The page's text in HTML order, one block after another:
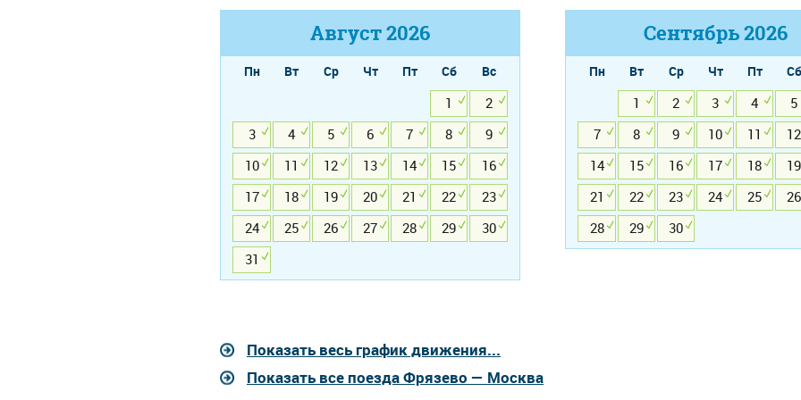
Август2026
Пн Вт Ср Чт Пт Сб
Вс
1
2
3
4 5 6 7 8
9
10
11 12 13 14 15
16
17
18 19 20 21 22
23
24
25 26 27 28 29
30
31
Сентябрь2026
Пн Вт Ср Чт Пт Сб
1
2 3 4 5
7
8 9 10 11 12
14
15 16 17 18 19
21
22 23 24 25 26
28
29 30
Показать весь график движения...
Показать все поезда Фрязево — Москва